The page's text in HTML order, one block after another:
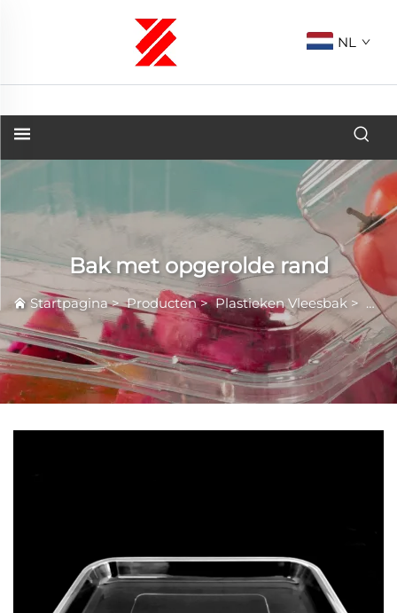
NL
Bak met opgerolde rand
Startpagina>Producten>Plastieken Vleesbak > Bak